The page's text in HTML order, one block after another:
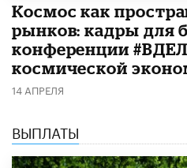
Космос как
рынков: кадры для
конференции
космической
14 АПРЕЛЯ
ВЫПЛАТЫ